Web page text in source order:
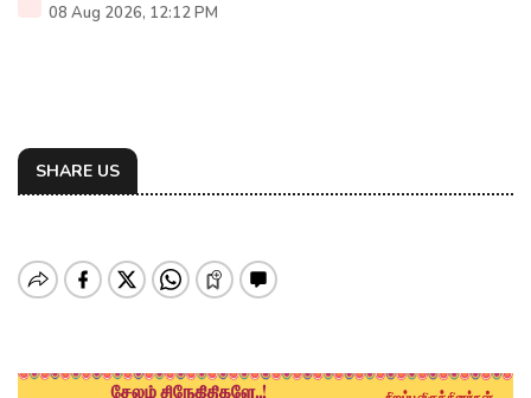
08 Aug 2026, 12:12 PM
SHARE US